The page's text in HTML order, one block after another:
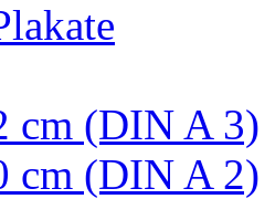
cm (DIN A 3)
cm (DIN A 2)